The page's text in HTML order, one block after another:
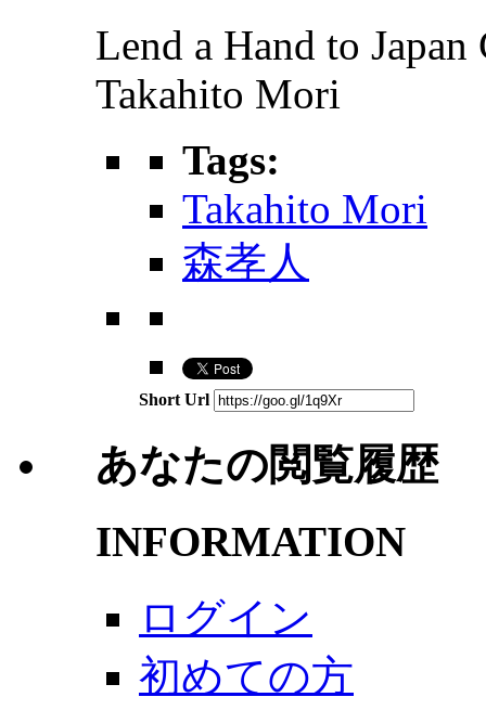
Lend a Hand to
Takahito Mori
Tags:
Takahito Mori
森孝人
Short Url
あなたの閲覧履歴
INFORMATION
ログイン
初めての方